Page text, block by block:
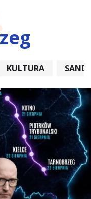
KULTURA